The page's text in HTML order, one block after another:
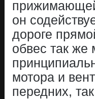
он
дороге
обвес так же
мотора и
передних,